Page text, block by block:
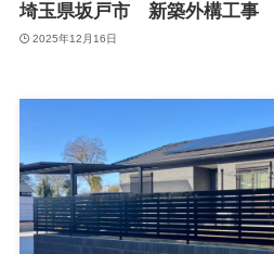
埼玉県坂戸市 新築外構工事
2025年12月16日